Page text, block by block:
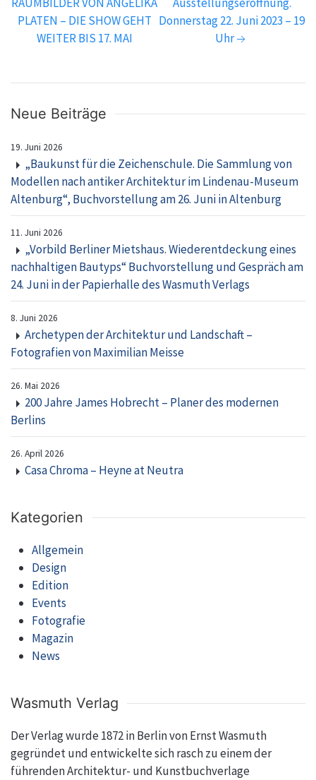
PLATEN – DIE SHOW GEHT
WEITER BIS 17. MAI
Donnerstag 22. Juni 2023 – 19
Uhr
Neue Beiträge
19. Juni 2026
„Baukunst für die Zeichenschule. Die Sammlung von
Modellen nach antiker Architektur im Lindenau-Museum
Altenburg“, Buchvorstellung am 26. Juni in Altenburg
11. Juni 2026
„Vorbild Berliner Mietshaus. Wiederentdeckung eines
nachhaltigen Bautyps“ Buchvorstellung und Gespräch am
24. Juni in der Papierhalle des Wasmuth Verlags
8. Juni 2026
Archetypen der Architektur und Landschaft –
Fotografien von Maximilian Meisse
26. Mai 2026
200 Jahre James Hobrecht – Planer des modernen
Berlins
26. April 2026
Casa Chroma – Heyne at Neutra
Kategorien
Allgemein
Design
Edition
Events
Fotografie
Magazin
News
Wasmuth Verlag
Der Verlag wurde 1872 in Berlin von Ernst Wasmuth
gegründet und entwickelte sich rasch zu einem der
führenden Architektur- und Kunstbuchverlage